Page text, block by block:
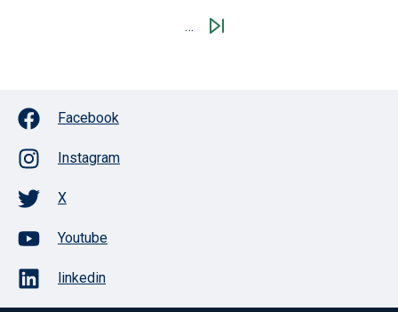
…
Facebook
Instagram
X
Youtube
linkedin